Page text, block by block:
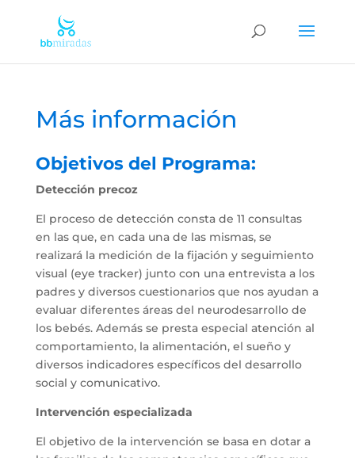
Más información
Objetivos del Programa:
Detección precoz
El proceso de detección consta de 11 consultas
en las que, en cada una de las mismas, se
realizará la medición de la fijación y seguimiento
visual (eye tracker) junto con una entrevista a los
padres y diversos cuestionarios que nos ayudan a
evaluar diferentes áreas del neurodesarrollo de
los bebés. Además se presta especial atención al
comportamiento, la alimentación, el sueño y
diversos indicadores específicos del desarrollo
social y comunicativo.
Intervención especializada
El objetivo de la intervención se basa en dotar a